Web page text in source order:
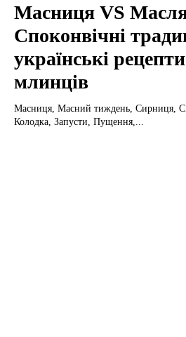
Масниця VS
Споконвічні
українські
млинців
Масниця, Масний тиждень, Сирниця,
Колодка, Запусти, Пущення,...